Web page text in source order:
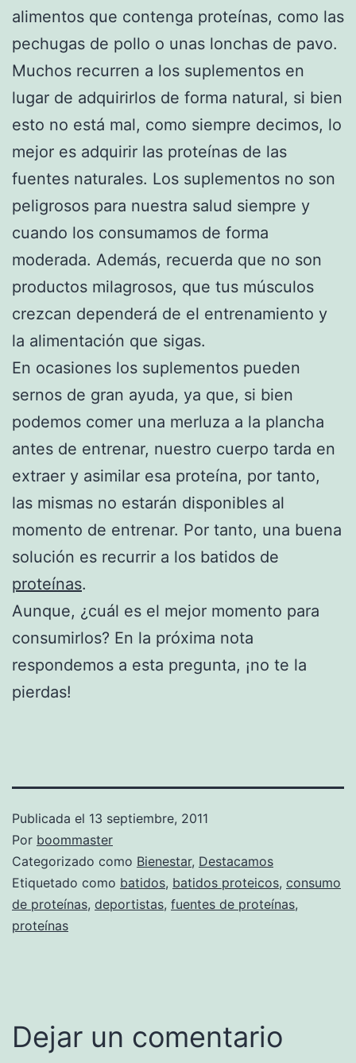
alimentos que contenga proteínas, como las
pechugas de pollo o unas lonchas de pavo.
Muchos recurren a los suplementos en
lugar de adquirirlos de forma natural, si bien
esto no está mal, como siempre decimos, lo
mejor es adquirir las proteínas de las
fuentes naturales. Los suplementos no son
peligrosos para nuestra salud siempre y
cuando los consumamos de forma
moderada. Además, recuerda que no son
productos milagrosos, que tus músculos
crezcan dependerá de el entrenamiento y
la alimentación que sigas.
En ocasiones los suplementos pueden
sernos de gran ayuda, ya que, si bien
podemos comer una merluza a la plancha
antes de entrenar, nuestro cuerpo tarda en
extraer y asimilar esa proteína, por tanto,
las mismas no estarán disponibles al
momento de entrenar. Por tanto, una buena
solución es recurrir a los batidos de
proteínas.
Aunque, ¿cuál es el mejor momento para
consumirlos? En la próxima nota
respondemos a esta pregunta, ¡no te la
pierdas!
Publicada el 13 septiembre, 2011
Por boommaster
Categorizado como Bienestar, Destacamos
Etiquetado como batidos, batidos proteicos, consumo
de proteínas, deportistas, fuentes de proteínas,
proteínas
Dejar un comentario